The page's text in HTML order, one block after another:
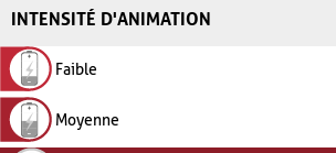
INTENSITÉ D'ANIMATION
Faible
Moyenne